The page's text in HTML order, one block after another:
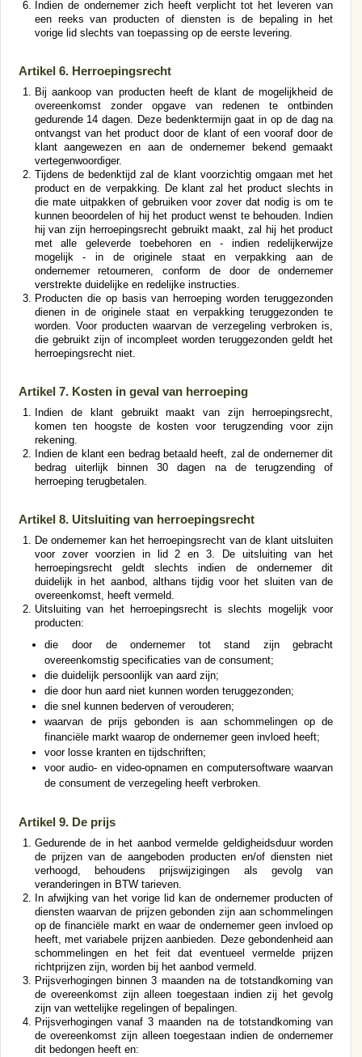
Indien de ondernemer zich heeft verplicht tot het leveren van
een reeks van producten of diensten is de bepaling in het
vorige lid slechts van toepassing op de eerste levering.
Artikel 6. Herroepingsrecht
Bij aankoop van producten heeft de klant de mogelijkheid de
overeenkomst zonder opgave van redenen te ontbinden
gedurende 14 dagen. Deze bedenktermijn gaat in op de dag na
ontvangst van het product door de klant of een vooraf door de
klant aangewezen en aan de ondernemer bekend gemaakt
vertegenwoordiger.
Tijdens de bedenktijd zal de klant voorzichtig omgaan met het
product en de verpakking. De klant zal het product slechts in
die mate uitpakken of gebruiken voor zover dat nodig is om te
kunnen beoordelen of hij het product wenst te behouden. Indien
hij van zijn herroepingsrecht gebruikt maakt, zal hij het product
met alle geleverde toebehoren en - indien redelijkerwijze
mogelijk - in de originele staat en verpakking aan de
ondernemer retourneren, conform de door de ondernemer
verstrekte duidelijke en redelijke instructies.
Producten die op basis van herroeping worden teruggezonden
dienen in de originele staat en verpakking teruggezonden te
worden. Voor producten waarvan de verzegeling verbroken is,
die gebruikt zijn of incompleet worden teruggezonden geldt het
herroepingsrecht niet.
Artikel 7. Kosten in geval van herroeping
Indien de klant gebruikt maakt van zijn herroepingsrecht,
komen ten hoogste de kosten voor terugzending voor zijn
rekening.
Indien de klant een bedrag betaald heeft, zal de ondernemer dit
bedrag uiterlijk binnen 30 dagen na de terugzending of
herroeping terugbetalen.
Artikel 8. Uitsluiting van herroepingsrecht
De ondernemer kan het herroepingsrecht van de klant uitsluiten
voor zover voorzien in lid 2 en 3. De uitsluiting van het
herroepingsrecht geldt slechts indien de ondernemer dit
duidelijk in het aanbod, althans tijdig voor het sluiten van de
overeenkomst, heeft vermeld.
Uitsluiting van het herroepingsrecht is slechts mogelijk voor
producten:
die door de ondernemer tot stand zijn gebracht
overeenkomstig specificaties van de consument;
die duidelijk persoonlijk van aard zijn;
die door hun aard niet kunnen worden teruggezonden;
die snel kunnen bederven of verouderen;
waarvan de prijs gebonden is aan schommelingen op de
financiële markt waarop de ondernemer geen invloed heeft;
voor losse kranten en tijdschriften;
voor audio- en video-opnamen en computersoftware waarvan
de consument de verzegeling heeft verbroken.
Artikel 9. De prijs
Gedurende de in het aanbod vermelde geldigheidsduur worden
de prijzen van de aangeboden producten en/of diensten niet
verhoogd, behoudens prijswijzigingen als gevolg van
veranderingen in BTW tarieven.
In afwijking van het vorige lid kan de ondernemer producten of
diensten waarvan de prijzen gebonden zijn aan schommelingen
op de financiële markt en waar de ondernemer geen invloed op
heeft, met variabele prijzen aanbieden. Deze gebondenheid aan
schommelingen en het feit dat eventueel vermelde prijzen
richtprijzen zijn, worden bij het aanbod vermeld.
Prijsverhogingen binnen 3 maanden na de totstandkoming van
de overeenkomst zijn alleen toegestaan indien zij het gevolg
zijn van wettelijke regelingen of bepalingen.
Prijsverhogingen vanaf 3 maanden na de totstandkoming van
de overeenkomst zijn alleen toegestaan indien de ondernemer
dit bedongen heeft en: